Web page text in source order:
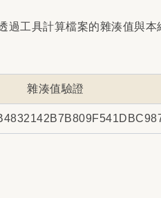
工具計算檔案的雜湊值與
雜湊值驗證